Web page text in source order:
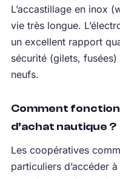
L’accastillage en inox
vie très longue.
un excellent rapport
sécurité (gilets,
neufs.
Comment
d’achat nautique ?
Les coopératives
particuliers d’accéder